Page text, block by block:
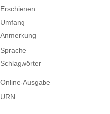
Erschienen
Umfang
Anmerkung
Sprache
Schlagwörter
Online-Ausgabe
URN